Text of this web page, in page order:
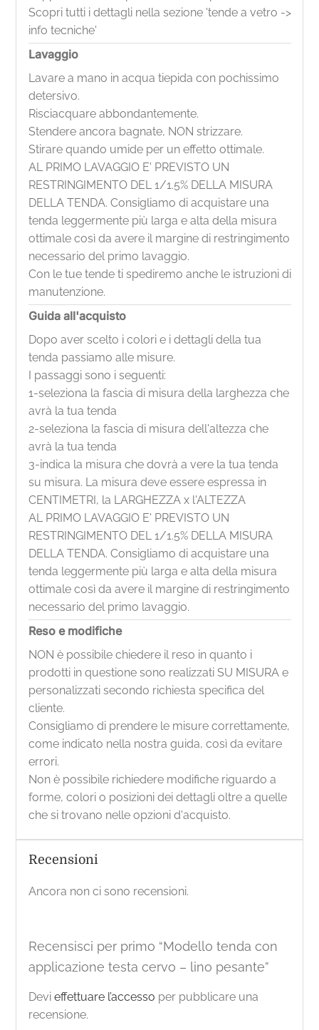
Scopri tutti i dettagli nella sezione 'tende a vetro ->
info tecniche'
Lavaggio
Lavare a mano in acqua tiepida con pochissimo
detersivo.
Risciacquare abbondantemente.
Stendere ancora bagnate, NON strizzare.
Stirare quando umide per un effetto ottimale.
AL PRIMO LAVAGGIO E' PREVISTO UN
RESTRINGIMENTO DEL 1/1.5% DELLA MISURA
DELLA TENDA. Consigliamo di acquistare una
tenda leggermente più larga e alta della misura
ottimale così da avere il margine di restringimento
necessario del primo lavaggio.
Con le tue tende ti spediremo anche le istruzioni di
manutenzione.
Guida all'acquisto
Dopo aver scelto i colori e i dettagli della tua
tenda passiamo alle misure.
I passaggi sono i seguenti:
1-seleziona la fascia di misura della larghezza che
avrà la tua tenda
2-seleziona la fascia di misura dell'altezza che
avrà la tua tenda
3-indica la misura che dovrà a vere la tua tenda
su misura. La misura deve essere espressa in
CENTIMETRI, la LARGHEZZA x l'ALTEZZA
AL PRIMO LAVAGGIO E' PREVISTO UN
RESTRINGIMENTO DEL 1/1.5% DELLA MISURA
DELLA TENDA. Consigliamo di acquistare una
tenda leggermente più larga e alta della misura
ottimale così da avere il margine di restringimento
necessario del primo lavaggio.
Reso e modifiche
NON è possibile chiedere il reso in quanto i
prodotti in questione sono realizzati SU MISURA e
personalizzati secondo richiesta specifica del
cliente.
Consigliamo di prendere le misure correttamente,
come indicato nella nostra guida, così da evitare
errori.
Non è possibile richiedere modifiche riguardo a
forme, colori o posizioni dei dettagli oltre a quelle
che si trovano nelle opzioni d'acquisto.
Recensioni
Ancora non ci sono recensioni.
Recensisci per primo “Modello tenda con
applicazione testa cervo – lino pesante”
Devi effettuare l’accesso per pubblicare una
recensione.